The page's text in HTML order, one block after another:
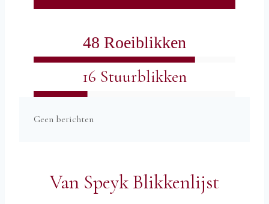
48 Roeiblikken
16 Stuurblikken
Geen berichten
Van Speyk Blikkenlijst